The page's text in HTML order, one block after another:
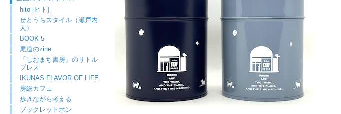
hito [ヒト]
せとうちスタイル（瀬戸内
人）
BOOK 5
尾道のzine
「しおまち書房」のリトル
プレス
IKUNAS FLAVOR OF LIFE
房総カフェ
歩きながら考える
ブックレットホン